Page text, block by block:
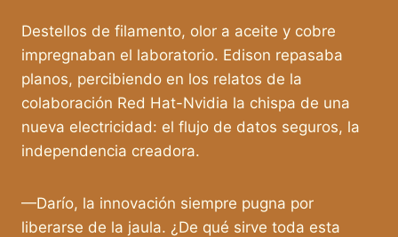
Destellos de filamento, olor a aceite y cobre
impregnaban el laboratorio. Edison repasaba
planos, percibiendo en los relatos de la
colaboración Red Hat-Nvidia la chispa de una
nueva electricidad: el flujo de datos seguros, la
independencia creadora.
—Darío, la innovación siempre pugna por
liberarse de la jaula. ¿De qué sirve toda esta